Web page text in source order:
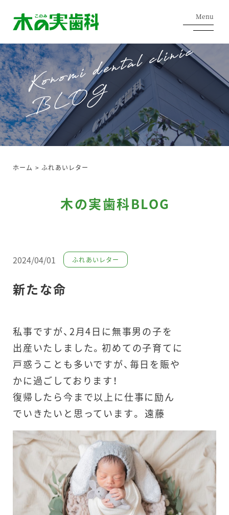
Menu
ホーム >ふれあいレター
木の実歯科BLOG
2024/04/01 ふれあいレター
新たな命
私事ですが、2月4日に無事男の子を
出産いたしました。初めての子育てに
戸惑うことも多いですが、毎日を賑や
かに過ごしております！
復帰したら今まで以上に仕事に励ん
でいきたいと思っています。 遠藤